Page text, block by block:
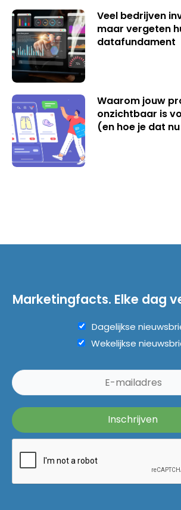
Veel bedrijven
maar vergeten
datafundament
Waarom jouw
onzichtbaar is
(en hoe je dat
Marketingfacts. Elke dag
Dagelijkse
Wekelijkse